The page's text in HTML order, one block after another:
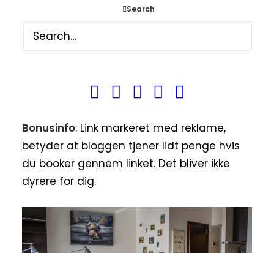
Search
og vi var ikke i tvivl om, at vi ville få nogle
Gateaway Studios [reklamelink]
Bonusinfo: Link markeret med reklame,
betyder at bloggen tjener lidt penge hvis
du booker gennem linket. Det bliver ikke
dyrere for dig.